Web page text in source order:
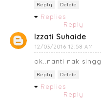
Reply Delete
Replies
Reply
Izzati Suhaide
12/03/2016 12:58 AM
ok..nanti nak
Reply Delete
Replies
Reply